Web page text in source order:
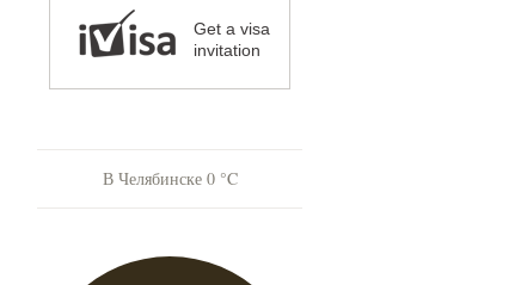
Get a visa
invitation
В Челябинске 0